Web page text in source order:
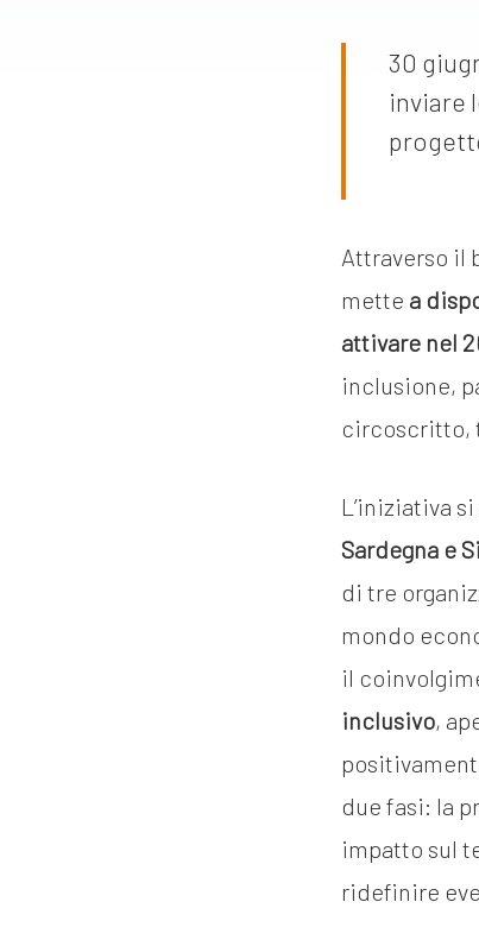
30
inviare
Attraverso il
mette a
attivare nel
inclusione,
circoscritto,
L’iniziativa
Sardegna e
di tre
mondo
il
inclusivo,
due fasi: la
impatto sul
ridefinire